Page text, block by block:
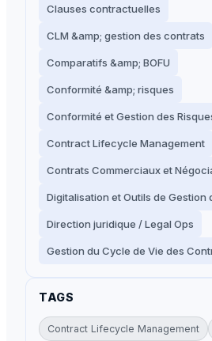
Clauses contractuelles
CLM &amp; gestion des contrats
Comparatifs &amp; BOFU
Conformité &amp; risques
Conformité et Gestion des
Contract Lifecycle Management
Contrats Commerciaux et
Digitalisation et Outils de Gestion
Direction juridique / Legal Ops
Gestion du Cycle de Vie des
TAGS
Contract Lifecycle Management